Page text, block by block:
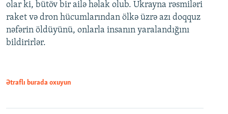
olar ki, bütöv bir ailə həlak olub. Ukrayna rəsmiləri
raket və dron hücumlarından ölkə üzrə azı doqquz
nəfərin öldüyünü, onlarla insanın yaralandığını
bildirirlər.
Ətraflı burada oxuyun